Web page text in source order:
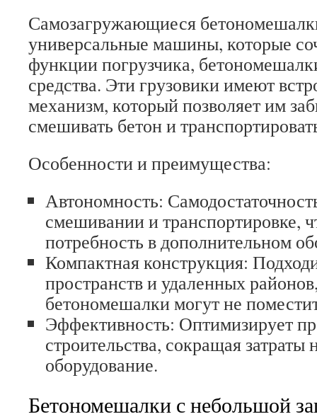
Самозагружающиеся
универсальные машины, которые
функции погрузчика,
средства. Эти грузовики имеют
механизм, который позволяет им
смешивать бетон и
Особенности и преимущества:
Автономность:
смешивании и транспортировке,
потребность в дополнительном
Компактная конструкция:
пространств и удаленных
бетономешалки могут не
Эффективность: Оптимизирует
строительства, сокращая
оборудование.
Бетономешалки с небольшой